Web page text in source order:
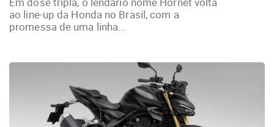
ao line-up da Honda no Brasil, com a
promessa de uma linha...